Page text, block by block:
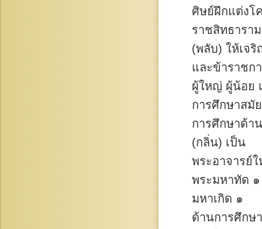
ศิษย์ฝึกแต่งโ
ราชสิทธาราม
(พลับ) ให้เจริ
และข้าราชก
ผู้ใหญ่ ผู้น้อย
การศึกษาสมั
การศึกษาด้า
(กลิ่น) เป็น
พระอาจารย์
พระมหาทัด ๑
มหาเกิด ๑
ด้านการศึกษ